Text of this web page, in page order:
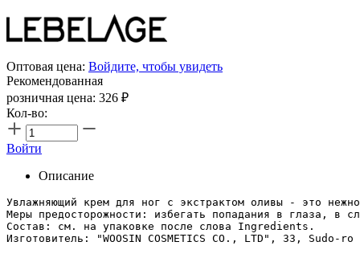
Оптовая цена: Войдите, чтобы увидеть
Рекомендованная
розничная цена: 326 ₽
Кол-во:
Войти
Описание
Увлажняющий крем для ног с экстрактом оливы - это
Меры предосторожности: избегать попадания в глаза, в
Состав: см. на упаковке после слова Ingredients.